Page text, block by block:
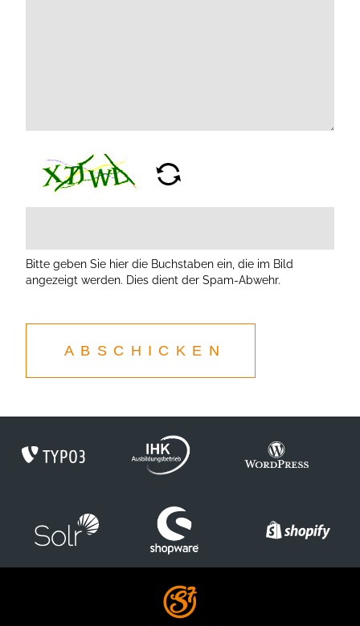
Bitte geben Sie hier die Buchstaben ein, die im Bild
angezeigt werden. Dies dient der Spam-Abwehr.
ABSCHICKEN